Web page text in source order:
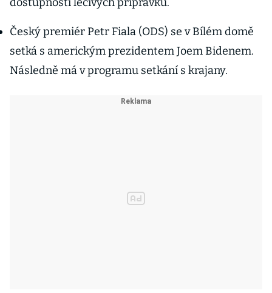
Český premiér Petr Fiala (ODS) se v Bílém domě
setká s americkým prezidentem Joem Bidenem.
Následně má v programu setkání s krajany.